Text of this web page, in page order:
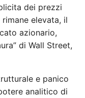
dei prezzi
elevata, il
azionario,
di Wall Street,
e panico
analitico di